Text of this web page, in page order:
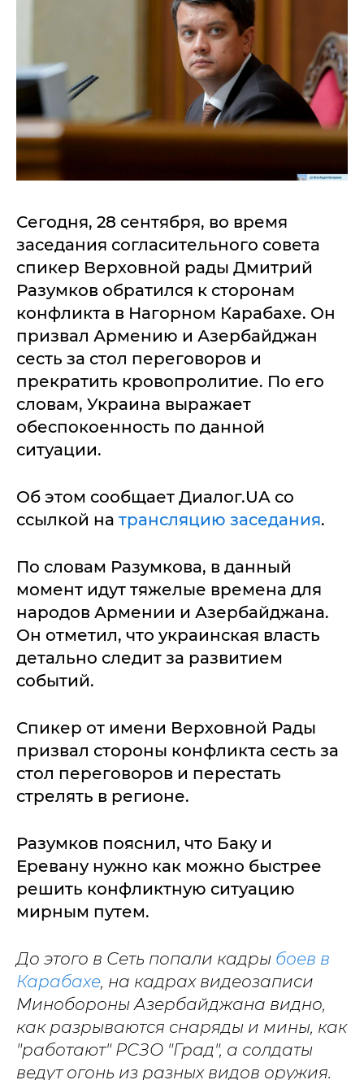
Сегодня, 28 сентября, во время
заседания согласительного совета
спикер Верховной рады Дмитрий
Разумков обратился к сторонам
конфликта в Нагорном Карабахе. Он
призвал Армению и Азербайджан
сесть за стол переговоров и
прекратить кровопролитие. По его
словам, Украина выражает
обеспокоенность по данной
ситуации.
Об этом сообщает Диалог.UA со
ссылкой на трансляцию заседания.
По словам Разумкова, в данный
момент идут тяжелые времена для
народов Армении и Азербайджана.
Он отметил, что украинская власть
детально следит за развитием
событий.
Спикер от имени Верховной Рады
призвал стороны конфликта сесть за
стол переговоров и перестать
стрелять в регионе.
Разумков пояснил, что Баку и
Еревану нужно как можно быстрее
решить конфликтную ситуацию
мирным путем.
До этого в Сеть попали кадры боев в
Карабахе, на кадрах видеозаписи
Минобороны Азербайджана видно,
как разрываются снаряды и мины, как
"работают" РСЗО "Град", а солдаты
ведут огонь из разных видов оружия.